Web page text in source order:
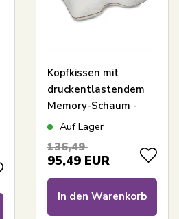
Kopfkissen mit
druckentlastendem
Memory-Schaum -
Relaxy Wave Kissen
Auf Lager
136,49
95,49 EUR
In den Warenkorb